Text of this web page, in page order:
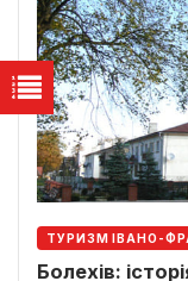
ТУРИЗМ ІВАНО-
Болехів: